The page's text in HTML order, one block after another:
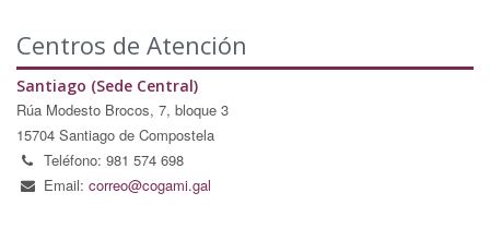
Centros de Atención
Santiago (Sede Central)
Rúa Modesto Brocos, 7, bloque 3
15704 Santiago de Compostela
Teléfono: 981 574 698
Email: correo@cogami.gal